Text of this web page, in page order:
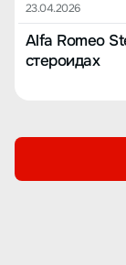
23.04.2026
Alfa Romeo
стероидах